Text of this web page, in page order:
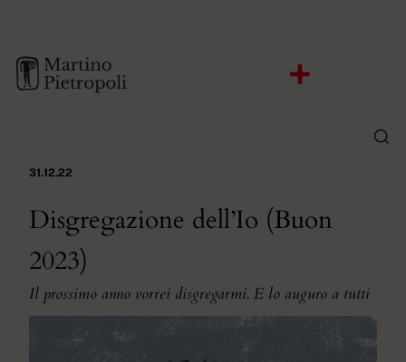
31.12.22
Disgregazione dell’Io (Buon
2023)
Il prossimo anno vorrei disgregarmi. E lo auguro a tutti